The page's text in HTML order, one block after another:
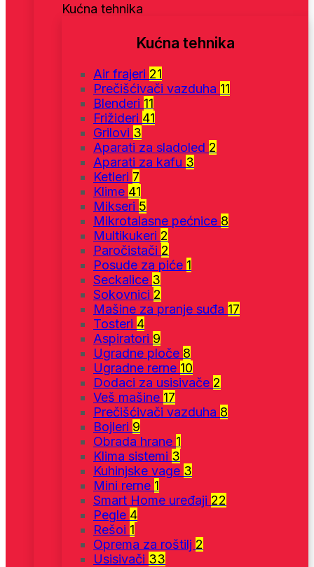
Kućna tehnika
Kućna tehnika
Air frajeri 21
Prečišćivači vazduha 11
Blenderi 11
Frižideri 41
Grilovi 3
Aparati za sladoled 2
Aparati za kafu 3
Ketleri 7
Klime 41
Mikseri 5
Mikrotalasne pećnice 8
Multikukeri 2
Paročistači 2
Posude za piće 1
Seckalice 3
Sokovnici 2
Mašine za pranje suđa 17
Tosteri 4
Aspiratori 9
Ugradne ploče 8
Ugradne rerne 10
Dodaci za usisivače 2
Veš mašine 17
Prečišćivači vazduha 8
Bojleri 9
Obrada hrane 1
Klima sistemi 3
Kuhinjske vage 3
Mini rerne 1
Smart Home uređaji 22
Pegle 4
Rešoi 1
Oprema za roštilj 2
Usisivači 33